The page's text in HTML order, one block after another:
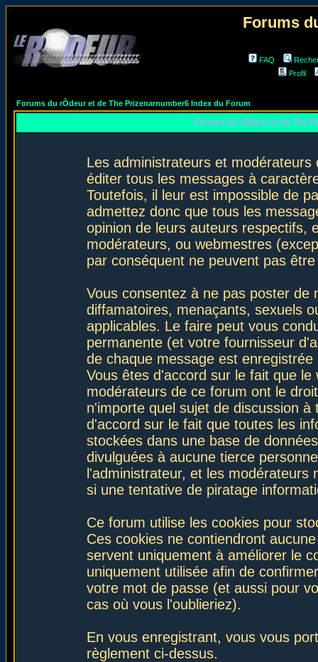
Forums
FAQ
Profil
Forums du rÔdeur et de The Prizenarnumber6 Index du Forum
Forums du rÔdeur et de The
Les administrateurs et
éditer tous les messages à
Toutefois, il leur est impossible de
admettez donc que tous les
opinion de leurs auteurs respectifs,
modérateurs, ou webmestres
par conséquent ne peuvent pas
Vous consentez à ne pas poster de
diffamatoires, menaçants, sexuels
applicables. Le faire peut vous
permanente (et votre fournisseur
de chaque message est
Vous êtes d'accord sur le fait que
modérateurs de ce forum ont le
n'importe quel sujet de discussion
d'accord sur le fait que toutes les
stockées dans une base de
divulguées à aucune tierce
l'administrateur, et les
si une tentative de piratage
Ce forum utilise les cookies pour
Ces cookies ne contiendront
servent uniquement à améliorer le
uniquement utilisée afin de
votre mot de passe (et aussi pour
cas où vous l'oublieriez).
En vous enregistrant, vous vous
règlement ci-dessus.